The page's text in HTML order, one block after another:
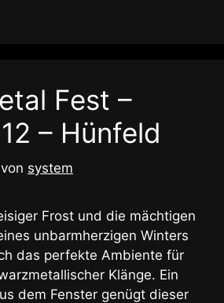
Fest –
– Hünfeld
von system
Frost und die mächtigen
unbarmherzigen Winters
das perfekte Ambiente für
Klänge. Ein
dem Fenster genügt dieser